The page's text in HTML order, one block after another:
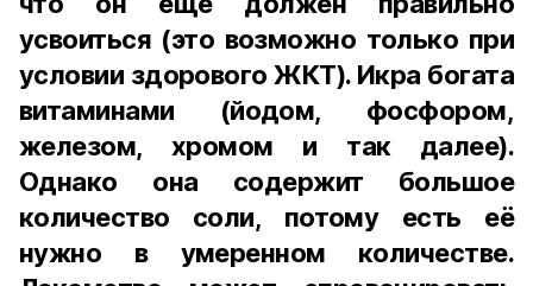
усвоиться (это возможно только при
условии здорового ЖКТ). Икра богата
витаминами (йодом, фосфором,
железом, хромом и так далее).
Однако она содержит большое
количество соли, потому есть её
нужно в умеренном количестве.